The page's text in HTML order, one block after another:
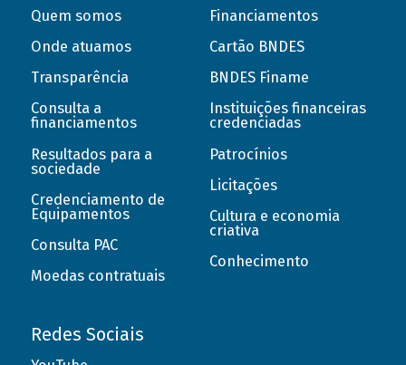
Quem somos
Onde atuamos
Transparência
Consulta a
financiamentos
Resultados para a
sociedade
Credenciamento de
Equipamentos
Consulta PAC
Moedas contratuais
Financiamentos
Cartão BNDES
BNDES Finame
Instituições financeiras
credenciadas
Patrocínios
Licitações
Cultura e economia
criativa
Conhecimento
Redes Sociais